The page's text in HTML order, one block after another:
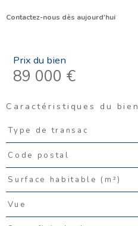
Contactez-nous dès aujourd'hui
Prix du bien
89 000 €
Caractéristiques du bien
Caractéristiques Valeurs
Type de transac
Code postal
Surface habitable (m²)
Vue